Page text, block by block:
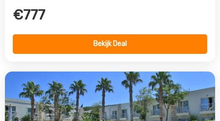
Mandarin Resort
Bodrum, Mugla, Turkije
€629
Bekijk Deal